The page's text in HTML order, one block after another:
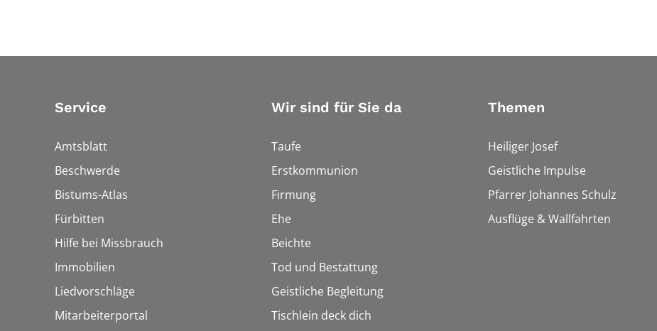
Service
Amtsblatt
Beschwerde
Bistums-Atlas
Fürbitten
Hilfe bei Missbrauch
Immobilien
Liedvorschläge
Mitarbeiterportal
Wir sind für Sie da
Taufe
Erstkommunion
Firmung
Ehe
Beichte
Tod und Bestattung
Geistliche Begleitung
Tischlein deck dich
Themen
Heiliger Josef
Geistliche Impulse
Pfarrer Johannes Schulz
Ausflüge & Wallfahrten